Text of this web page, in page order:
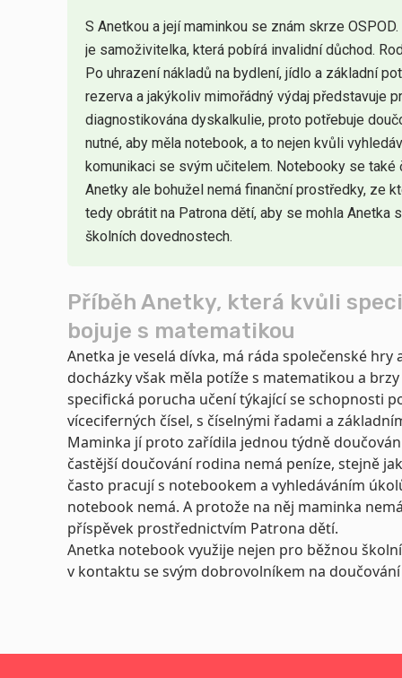
S Anetkou a její maminkou se znám skrze
je samoživitelka, která pobírá invalidní důchod.
Po uhrazení nákladů na bydlení, jídlo a základní
rezerva a jakýkoliv mimořádný výdaj představuje
diagnostikována dyskalkulie, proto potřebuje
nutné, aby měla notebook, a to nejen kvůli
komunikaci se svým učitelem. Notebooky se také
Anetky ale bohužel nemá finanční prostředky, ze
tedy obrátit na Patrona dětí, aby se mohla Anetka
školních dovednostech.
Příběh Anetky, která kvůli
bojuje s matematikou
Anetka je veselá dívka, má ráda společenské
docházky však měla potíže s matematikou a
specifická porucha učení týkající se schopnosti
víceciferných čísel, s číselnými řadami a
Maminka jí proto zařídila jednou týdně
častější doučování rodina nemá peníze, stejně
často pracují s notebookem a vyhledáváním
notebook nemá. A protože na něj maminka
příspěvek prostřednictvím Patrona dětí.
Anetka notebook využije nejen pro běžnou
v kontaktu se svým dobrovolníkem na